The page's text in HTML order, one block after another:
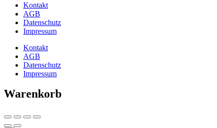
Kontakt
AGB
Datenschutz
Impressum
Kontakt
AGB
Datenschutz
Impressum
Warenkorb